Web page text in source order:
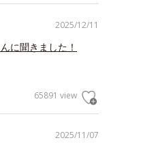
2025/12/11
に聞きました！
65891 view
2025/11/07